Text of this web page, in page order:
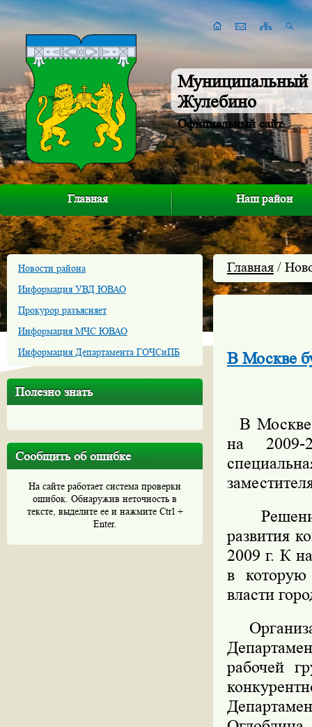
Муниципальный
Жулебино
Официальный сайт
Главная Наш район
Новости района
Информация УВД ЮВАО
Прокурор разъясняет
Информация МЧС ЮВАО
Информация Департамента ГОЧСиПБ
Полезно знать
Сообщить об ошибке
На сайте работает система проверки
ошибок. Обнаружив неточность в
тексте, выделите ее и нажмите Ctrl +
Enter.
Главная /
В Москве
В Москве
на 2009-
Решение
развития
2009 г. К
в которую
власти
рабочей